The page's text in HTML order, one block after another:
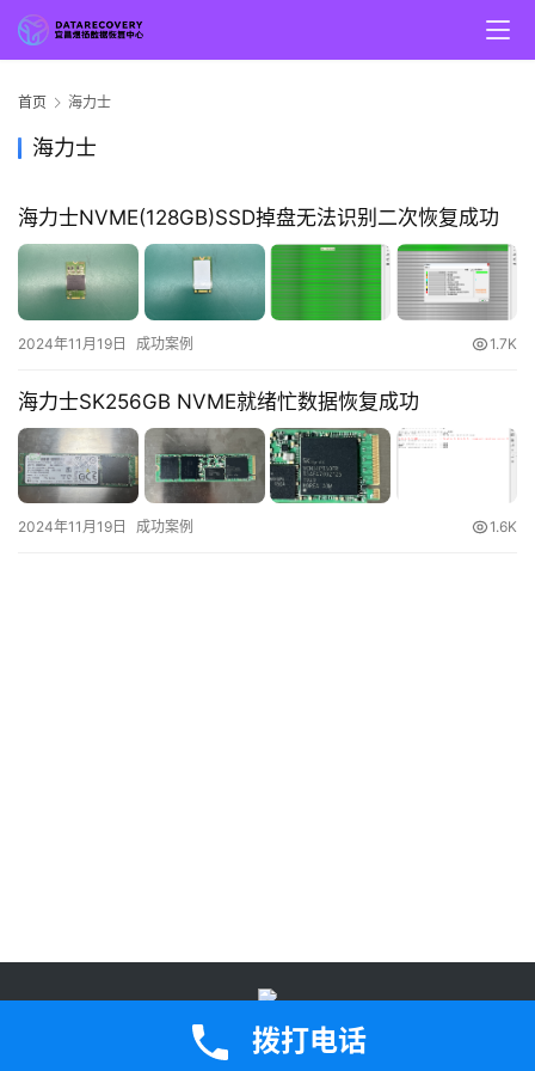
首页 海力士
海力士
海力士NVME(128GB)SSD掉盘无法识别二次恢复成功
2024年11月19日 成功案例 1.7K
海力士SK256GB NVME就绪忙数据恢复成功
2024年11月19日 成功案例 1.6K
2024 版权所有
拨打电话